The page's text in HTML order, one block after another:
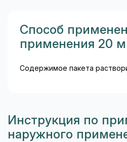
Способ
применения 20
Содержимое пакета
Инструкция по
наружного